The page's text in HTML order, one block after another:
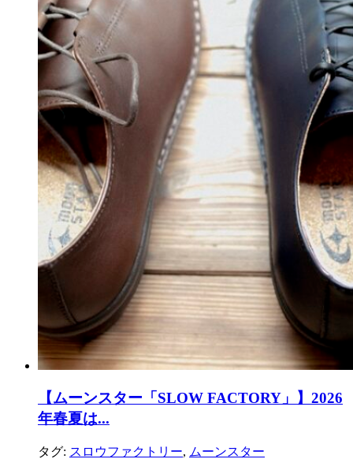
【ムーンスター「SLOW FACTORY」】2026
年春夏は...
タグ: スロウファクトリー, ムーンスター